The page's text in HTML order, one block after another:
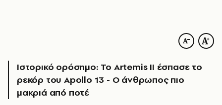
Ιστορικό ορόσημο: Το Artemis II έσπασε το
ρεκόρ του Apollo 13 - Ο άνθρωπος πιο
μακριά από ποτέ